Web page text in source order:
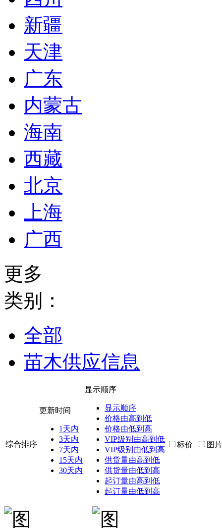
新疆
天津
广东
内蒙古
海南
西藏
北京
上海
广西
更多
类别：
全部
苗木供应信息
综合排序
更新时间
1天内
3天内
7天内
15天内
30天内
显示顺序
显示顺序
价格由高到低
价格由低到高
VIP级别由高到低
VIP级别由低到高
供货量由高到低
供货量由低到高
起订量由高到低
起订量由低到高
标价 图